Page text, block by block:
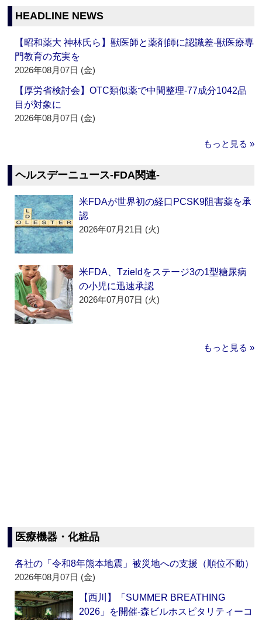
HEADLINE NEWS
【昭和薬大 神林氏ら】獣医師と薬剤師に認識差‐獣医療専
門教育の充実を
2026年08月07日 (金)
【厚労省検討会】OTC類似薬で中間整理‐77成分1042品
目が対象に
2026年08月07日 (金)
もっと見る »
ヘルスデーニュース‐FDA関連‐
米FDAが世界初の経口PCSK9阻害薬を承
認
2026年07月21日 (火)
米FDA、Tzieldをステージ3の1型糖尿病
の小児に迅速承認
2026年07月07日 (火)
もっと見る »
医療機器・化粧品
各社の「令和8年熊本地震」被災地への支援（順位不動）
2026年08月07日 (金)
【西川】「SUMMER BREATHING
2026」を開催‐森ビルホスピタリティーコ